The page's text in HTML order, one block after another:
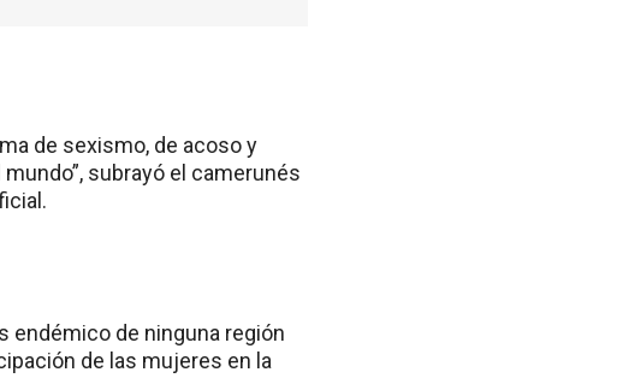
de sexismo, de acoso y
subrayó el camerunés
endémico de ninguna región
de las mujeres en la